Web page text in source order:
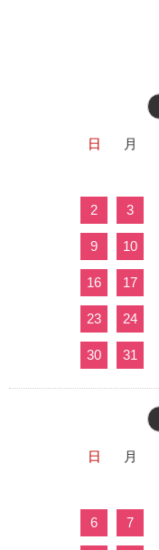
日 月
2 3
9 10
16 17
23 24
30 31
日 月
6 7